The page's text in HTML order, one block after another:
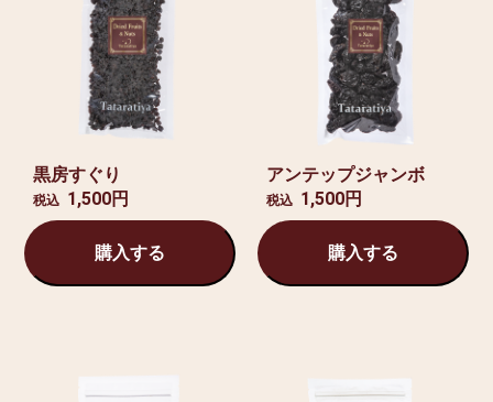
黒房すぐり
税込 1,500円
購入する
アンテップジャンボ
税込 1,500円
購入する